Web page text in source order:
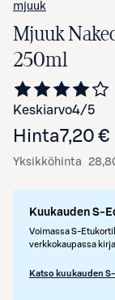
mjuuk
Mjuuk
250ml
Keskiarvo4/5
Hinta7,20 €
Yksikköhinta
Kuukauden S-
Voimassa S-
verkkokaupassa
Katso kuukauden